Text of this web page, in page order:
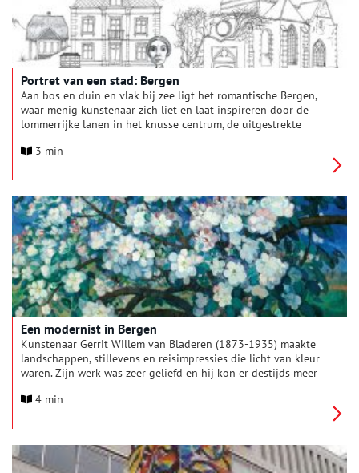
Portret van een stad: Bergen
Aan bos en duin en vlak bij zee ligt het romantische Bergen,
waar menig kunstenaar zich liet en laat inspireren door de
lommerrijke lanen in het knusse centrum, de uitgestrekte
Ruïnekerk. Al die schilders, muzikanten en schrijvers hebben
dagjesmensen naar deze bijzondere plek in Noord-Holland
worden gelokt. Een portret van de stad kan dan ook niet
zonder kunst of Ruïnekerk, herken jij alle elementen?
3 min
Een modernist in Bergen
Kunstenaar Gerrit Willem van Bladeren (1873-1935) maakte
landschappen, stillevens en reisimpressies die licht van kleur
waren. Zijn werk was zeer geliefd en hij kon er destijds meer
Alkmaar wijdt een overzichtstentoonstelling aan hem.
4 min